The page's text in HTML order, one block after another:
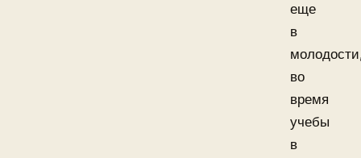
еще
в
во
время
учебы
в